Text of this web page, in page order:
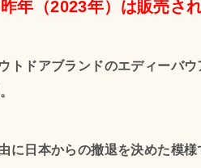
年（2023年）は販売さ
トドアブランドのエディーバ
に日本からの撤退を決めた模様